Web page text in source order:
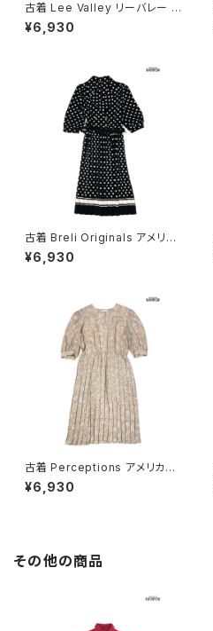
古着 Lee Valley リーバレー ス
トライプ柄 コットン100％ ロン
グ丈 長袖 ワンピース 青 (otu2
¥6,930
古着 Breli Originals アメリカ
製 ドット柄 ロング丈 長袖 プリ
ーツ ワンピース 黒 (otu26030
¥6,930
古着 Perceptions アメリカ製
総柄 ロング丈 長袖 プリーツ ワ
ンピース ピンク ベージュ (otu
¥6,930
その他の商品